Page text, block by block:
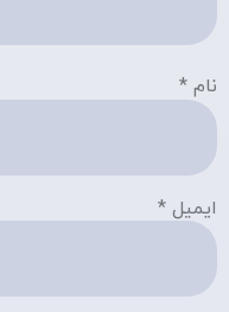
نام *
ایمیل *